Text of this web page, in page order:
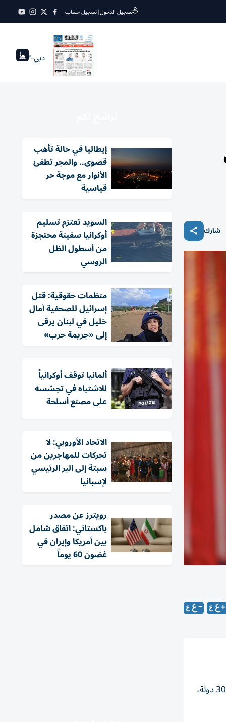
تسجيل الدخول|تسجيل حساب
دبي--°
شارك
أعلنت كريستي نوم، وزيرة الأمن الداخلي الأمريكية، أن الولايات المتحدة تخطط لتوسيع قائمة الدول المشمولة بحظر السفر لتتجاوز 30 دولة،
إيطاليا في حالة تأهب
قصوى.. والمجر تطفئ
الأنوار مع موجة حر
قياسية
السويد تعتزم تسليم
أوكرانيا سفينة محتجزة
من أسطول الظل
الروسي
منظمات حقوقية: قتل
إسرائيل للصحفية آمال
خليل في لبنان يرقى
إلى «جريمة حرب»
ألمانيا توقف أوكرانياً
للاشتباه في تجسّسه
على مصنع أسلحة
الاتحاد الأوروبي: لا
تحركات للمهاجرين من
سبتة إلى البر الرئيسي
لإسبانيا
‏رويترز عن مصدر
باكستاني: اتفاق شامل
بين أمريكا وإيران في
غضون 60 يوماً